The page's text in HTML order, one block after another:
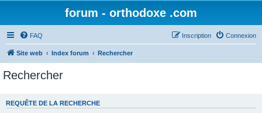
forum - orthodoxe .com
FAQ Connexion
Inscription
Site web Index forum Rechercher
Rechercher
REQUÊTE DE LA RECHERCHE